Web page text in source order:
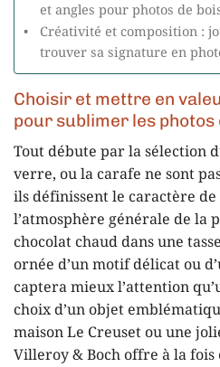
et angles pour photos de
Créativité et composition :
trouver sa signature en
Choisir et mettre en
pour sublimer les photos
Tout débute par la sélection
verre, ou la carafe ne sont
ils définissent le caractère
l’atmosphère générale de la
chocolat chaud dans une
ornée d’un motif délicat ou
captera mieux l’attention
choix d’un objet
maison Le Creuset ou une
Villeroy & Boch offre à la fois